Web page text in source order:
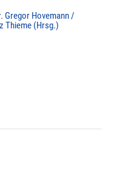
Gregor Hovemann /
Thieme (Hrsg.)